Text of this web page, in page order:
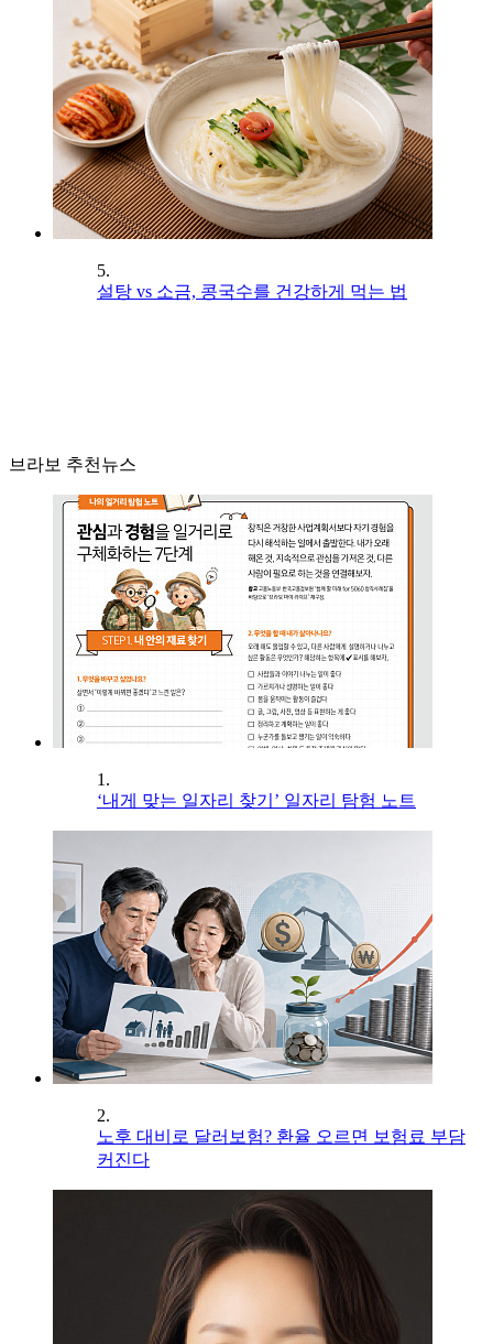
5.
설탕 vs 소금, 콩국수를 건강하게 먹는 법
브라보 추천뉴스
1.
‘내게 맞는 일자리 찾기’ 일자리 탐험 노트
2.
노후 대비로 달러보험? 환율 오르면 보험료 부담
커진다